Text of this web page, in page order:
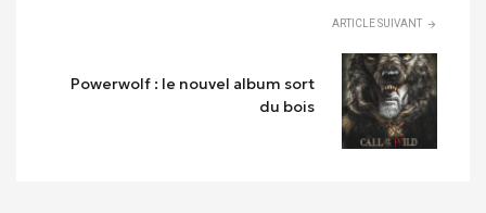
ARTICLE SUIVANT
Powerwolf : le nouvel album sort
du bois